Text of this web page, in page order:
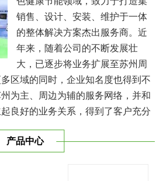
销售、设计、安装、维护于一体
的整体解决方案杰出服务商。近
年来，随着公司的不断发展壮
大，已逐步将业务扩展至苏州周
区域的同时，企业知名度也得到不
为主、周边为辅的服务网络，并和
良好的业务关系，得到了客户充分
形象，以优质的服务、优质的技术
产品中心